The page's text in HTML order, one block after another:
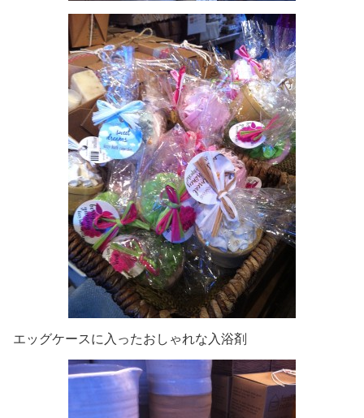
エッグケースに入ったおしゃれな入浴剤